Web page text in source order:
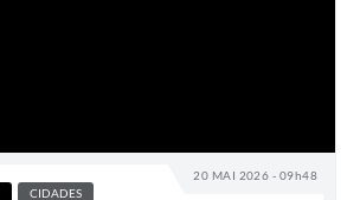
20 MAI 2026 - 09h48
CIDADES